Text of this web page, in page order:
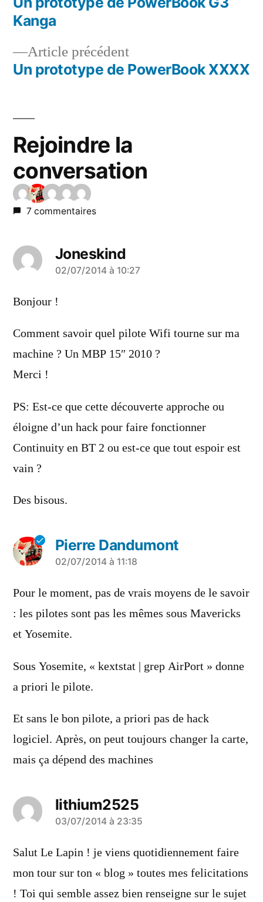
Navigation
l’article
Article précédentArticle
précédent :
Un prototype de PowerBook XXXX
Kanga
Rejoindre la
conversation
7 commentaires
Joneskind
a
dit :
02/07/2014 à 10:27
Bonjour !
Comment savoir quel pilote Wifi tourne sur ma
machine ? Un MBP 15″ 2010 ?
Merci !
PS: Est-ce que cette découverte approche ou
éloigne d’un hack pour faire fonctionner
Continuity en BT 2 ou est-ce que tout espoir est
vain ?
Des bisous.
Pierre Dandumont
a
dit :
02/07/2014 à 11:18
Pour le moment, pas de vrais moyens de le savoir
: les pilotes sont pas les mêmes sous Mavericks
et Yosemite.
Sous Yosemite, « kextstat | grep AirPort » donne
a priori le pilote.
Et sans le bon pilote, a priori pas de hack
logiciel. Après, on peut toujours changer la carte,
mais ça dépend des machines
lithium2525
a
dit :
03/07/2014 à 23:35
Salut Le Lapin ! je viens quotidiennement faire
mon tour sur ton « blog » toutes mes felicitations
! Toi qui semble assez bien renseigne sur le sujet